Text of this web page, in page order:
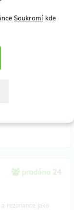
Soukromí kde
prodáno 6
každý den otevírat
prodáno 24
rezonance jako